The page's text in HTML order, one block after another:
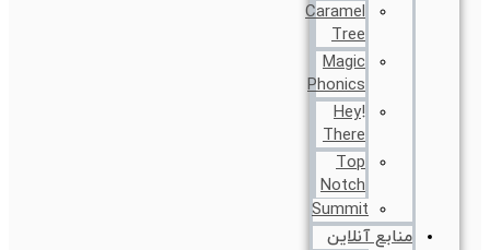
Caramel
Tree
Magic
Phonics
!Hey
There
Top
Notch
Summit
منابع آنلاین